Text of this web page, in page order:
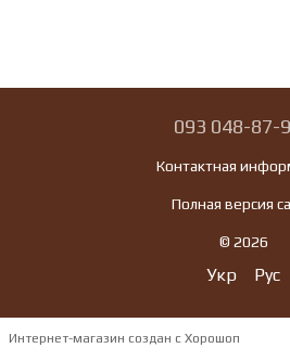
093 048-87-
Контактная
Полная версия
© 2026
Укр Рус
Интернет-магазин создан с Хорошоп